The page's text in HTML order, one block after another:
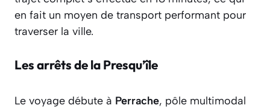
en fait un moyen de transport performant pour
traverser la ville.
Les arrêts de la Presqu’île
Le voyage débute à Perrache, pôle multimodal